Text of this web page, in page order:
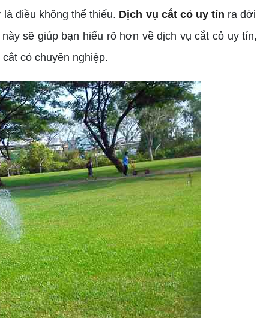
điều không thể thiếu. Dịch vụ cắt cỏ uy tín ra
sẽ giúp bạn hiểu rõ hơn về dịch vụ cắt cỏ uy
cỏ chuyên nghiệp.